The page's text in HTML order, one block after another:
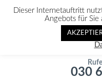
030
Dieser Internetauftritt
Angebots für Sie